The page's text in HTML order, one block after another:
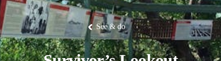
Die
beliebtesten
Orte
Nationalpark
Park
Tiwi-
Inseln
East
Arnhem
Land
Mataranka
Nitmiluk-
Nationalpark
Karlu
Karlu
/
Devils
Marbles
Maguk
Tjorita
/
West-
MacDonnell-
Aktivitäten
Erlebnisse
Reisetyp
Glamping
Luxuserlebnisse
Gaumenfreuden
Geschichte
und
Erbe
Festivals
und
Veranstaltungen
Angeln
Planen
&
BuchenSee & do